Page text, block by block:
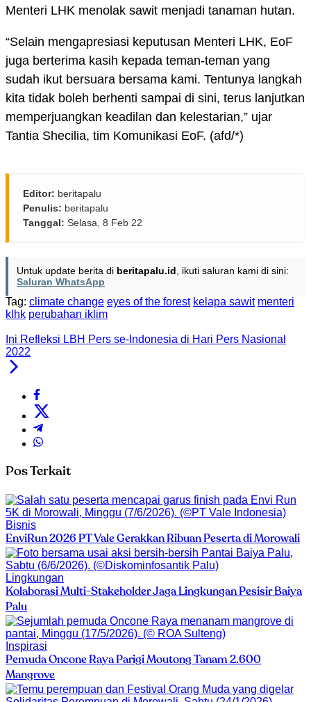
Menteri LHK menolak sawit menjadi tanaman hutan.
“Selain mengapresiasi keputusan Menteri LHK, EoF
juga berterima kasih kepada teman-teman yang
sudah ikut bersuara bersama kami. Tentunya langkah
kita tidak boleh berhenti sampai di sini, terus lanjutkan
memperjuangkan keadilan dan kelestarian,” ujar
Tantia Shecilia, tim Komunikasi EoF. (afd/*)
Editor: beritapalu
Penulis: beritapalu
Tanggal: Selasa, 8 Feb 22
Untuk update berita di beritapalu.id, ikuti saluran kami di sini:
Saluran WhatsApp
Tag: climate change eyes of the forest kelapa sawit menteri
klhk perubahan iklim
Ini Refleksi LBH Pers se-Indonesia di Hari Pers Nasional
2022
Pos Terkait
Bisnis
EnviRun 2026 PT Vale Gerakkan Ribuan Peserta di Morowali
Lingkungan
Kolaborasi Multi-Stakeholder Jaga Lingkungan Pesisir Baiya
Palu
Inspirasi
Pemuda Oncone Raya Parigi Moutong Tanam 2.600
Mangrove